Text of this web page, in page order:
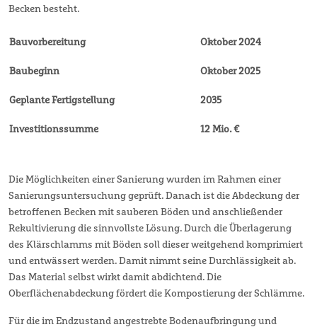
Becken besteht.
Bauvorbereitung Oktober 2024
Baubeginn Oktober 2025
Geplante Fertigstellung 2035
Investitionssumme 12 Mio. €
Die Möglichkeiten einer Sanierung wurden im Rahmen einer
Sanierungsuntersuchung geprüft. Danach ist die Abdeckung der
betroffenen Becken mit sauberen Böden und anschließender
Rekultivierung die sinnvollste Lösung. Durch die Überlagerung
des Klärschlamms mit Böden soll dieser weitgehend komprimiert
und entwässert werden. Damit nimmt seine Durchlässigkeit ab.
Das Material selbst wirkt damit abdichtend. Die
Oberflächenabdeckung fördert die Kompostierung der Schlämme.
Für die im Endzustand angestrebte Bodenaufbringung und